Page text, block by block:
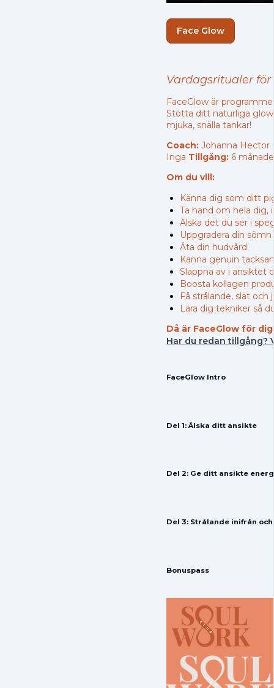
Face Glow
Vardagsritualer för
FaceGlow är
Stötta ditt naturliga
mjuka, snälla tankar!
Coach: Johanna Hector
Inga Tillgång: 6
Om du vill:
Känna dig som ditt
Ta hand om hela dig,
Älska det du ser i
Uppgradera din
Äta din hudvård
Känna genuin
Slappna av i ansiktet
Boosta kollagen
Få strålande, slät
Lära dig tekniker så
Då är FaceGlow för
Har du redan tillgång?
FaceGlow Intro
Del 1: Älska ditt ansikte
Del 2: Ge ditt ansikte
Del 3: Strålande inifrån
Bonuspass